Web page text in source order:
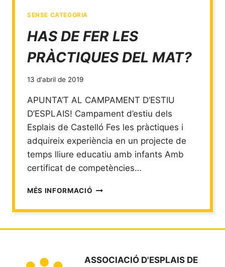
SENSE CATEGORIA
HAS DE FER LES
PRÀCTIQUES DEL MAT?
13 d'abril de 2019
APUNTA’T AL CAMPAMENT D’ESTIU
D’ESPLAIS! Campament d’estiu dels
Esplais de Castelló Fes les pràctiques i
adquireix experiència en un projecte de
temps lliure educatiu amb infants Amb
certificat de competències…
MÉS INFORMACIÓ HAS
FER
PRÀCTIQUES
ASSOCIACIÓ D'ESPLAIS DE